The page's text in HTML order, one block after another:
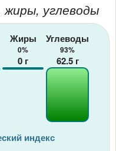
жиры, углеводы
Жиры
0%
0 г
Углеводы
93%
62.5г
индекс